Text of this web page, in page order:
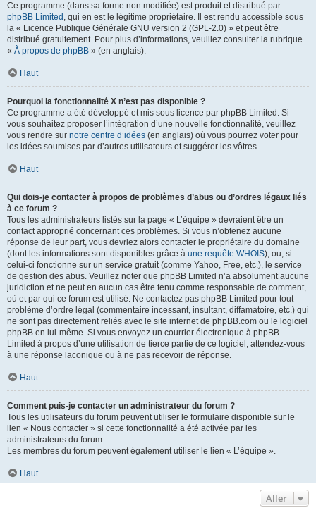
Ce programme (dans sa forme non modifiée) est produit et distribué par
phpBB Limited , qui en est le légitime propriétaire. Il est rendu accessible sous
la « Licence Publique Générale GNU version 2 (GPL-2.0) » et peut être
distribué gratuitement. Pour plus d’informations, veuillez consulter la rubrique
« À propos de phpBB » (en anglais).
Haut
Pourquoi la fonctionnalité X n’est pas disponible ?
Ce programme a été développé et mis sous licence par phpBB Limited. Si
vous souhaitez proposer l’intégration d’une nouvelle fonctionnalité, veuillez
vous rendre sur notre centre d’idées (en anglais) où vous pourrez voter pour
les idées soumises par d’autres utilisateurs et suggérer les vôtres.
Haut
Qui dois-je contacter à propos de problèmes d’abus ou d’ordres légaux liés
à ce forum ?
Tous les administrateurs listés sur la page « L’équipe » devraient être un
contact approprié concernant ces problèmes. Si vous n’obtenez aucune
réponse de leur part, vous devriez alors contacter le propriétaire du domaine
(dont les informations sont disponibles grâce à une requête WHOIS), ou, si
celui-ci fonctionne sur un service gratuit (comme Yahoo, Free, etc.), le service
de gestion des abus. Veuillez noter que phpBB Limited n’a absolument aucune
juridiction et ne peut en aucun cas être tenu comme responsable de comment,
où et par qui ce forum est utilisé. Ne contactez pas phpBB Limited pour tout
problème d’ordre légal (commentaire incessant, insultant, diffamatoire, etc.) qui
ne sont pas directement reliés avec le site internet de phpBB.com ou le logiciel
phpBB en lui-même. Si vous envoyez un courrier électronique à phpBB
Limited à propos d’une utilisation de tierce partie de ce logiciel, attendez-vous
à une réponse laconique ou à ne pas recevoir de réponse.
Haut
Comment puis-je contacter un administrateur du forum ?
Tous les utilisateurs du forum peuvent utiliser le formulaire disponible sur le
lien « Nous contacter » si cette fonctionnalité a été activée par les
administrateurs du forum.
Les membres du forum peuvent également utiliser le lien « L’équipe ».
Haut
Aller